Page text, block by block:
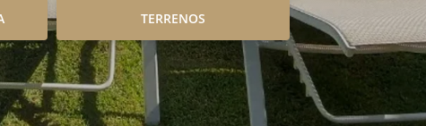
TERRENOS